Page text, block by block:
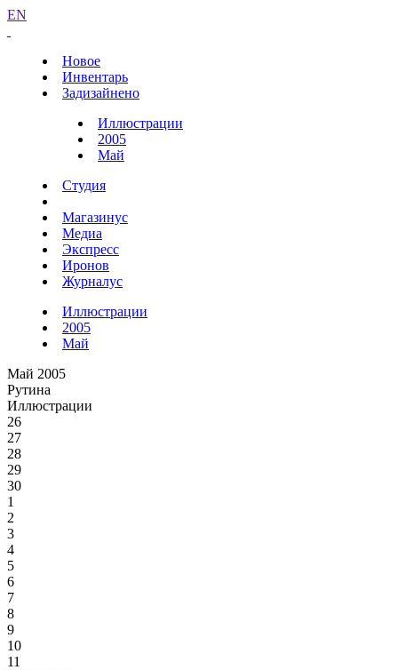
EN
Новое
Инвентарь
Задизайнено
Иллюстрации
2005
Май
Студия
Магазинус
Медиа
Экспресс
Иронов
Журналус
Иллюстрации
2005
Май
Май 2005
Рутина
Иллюстрации
26
27
28
29
30
1
2
3
4
5
6
7
8
9
10
11